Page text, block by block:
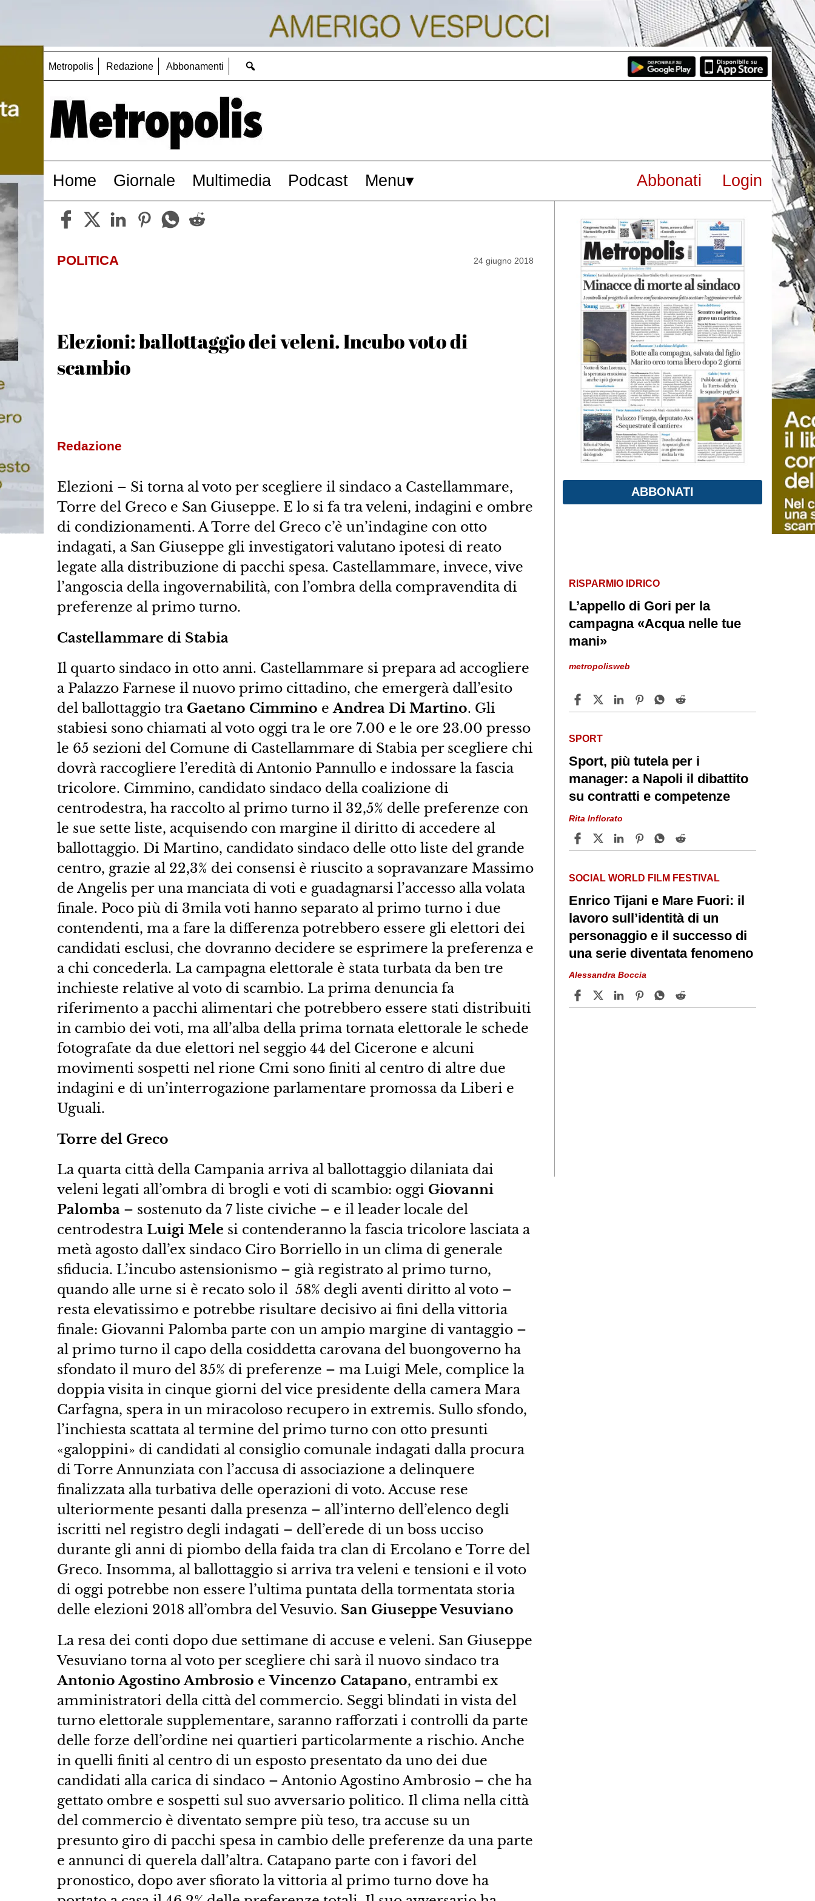
Metropolis Redazione Abbonamenti
Home Giornale Multimedia Podcast Menu Abbonati Login
POLITICA 24 giugno 2018
Elezioni: ballottaggio dei veleni. Incubo voto di
scambio
Redazione
Elezioni – Si torna al voto per scegliere il sindaco a Castellammare,
Torre del Greco e San Giuseppe. E lo si fa tra veleni, indagini e ombre
di condizionamenti. A Torre del Greco c’è un’indagine con otto
indagati, a San Giuseppe gli investigatori valutano ipotesi di reato
legate alla distribuzione di pacchi spesa. Castellammare, invece, vive
l’angoscia della ingovernabilità, con l’ombra della compravendita di
preferenze al primo turno.
Castellammare di Stabia
Il quarto sindaco in otto anni. Castellammare si prepara ad accogliere
a Palazzo Farnese il nuovo primo cittadino, che emergerà dall’esito
del ballottaggio tra Gaetano Cimmino eAndrea Di Martino. Gli
stabiesi sono chiamati al voto oggi tra le ore 7.00 e le ore 23.00 presso
le 65 sezioni del Comune di Castellammare di Stabia per scegliere chi
dovrà raccogliere l’eredità di Antonio Pannullo e indossare la fascia
tricolore. Cimmino, candidato sindaco della coalizione di
centrodestra, ha raccolto al primo turno il 32,5% delle preferenze con
le sue sette liste, acquisendo con margine il diritto di accedere al
ballottaggio. Di Martino, candidato sindaco delle otto liste del grande
centro, grazie al 22,3% dei consensi è riuscito a sopravanzare Massimo
de Angelis per una manciata di voti e guadagnarsi l’accesso alla volata
finale. Poco più di 3mila voti hanno separato al primo turno i due
contendenti, ma a fare la differenza potrebbero essere gli elettori dei
candidati esclusi, che dovranno decidere se esprimere la preferenza e
a chi concederla. La campagna elettorale è stata turbata da ben tre
inchieste relative al voto di scambio. La prima denuncia fa
riferimento a pacchi alimentari che potrebbero essere stati distribuiti
in cambio dei voti, ma all’alba della prima tornata elettorale le schede
fotografate da due elettori nel seggio 44 del Cicerone e alcuni
movimenti sospetti nel rione Cmi sono finiti al centro di altre due
indagini e di un’interrogazione parlamentare promossa da Liberi e
Uguali.
Torre del Greco
La quarta città della Campania arriva al ballottaggio dilaniata dai
veleni legati all’ombra di brogli e voti di scambio: oggi Giovanni
Palomba – sostenuto da 7 liste civiche – e il leader locale del
centrodestra Luigi Mele si contenderanno la fascia tricolore lasciata a
metà agosto dall’ex sindaco Ciro Borriello in un clima di generale
sfiducia. L’incubo astensionismo – già registrato al primo turno,
quando alle urne si è recato solo il 58% degli aventi diritto al voto –
resta elevatissimo e potrebbe risultare decisivo ai fini della vittoria
finale: Giovanni Palomba parte con un ampio margine di vantaggio –
al primo turno il capo della cosiddetta carovana del buongoverno ha
sfondato il muro del 35% di preferenze – ma Luigi Mele, complice la
doppia visita in cinque giorni del vice presidente della camera Mara
Carfagna, spera in un miracoloso recupero in extremis. Sullo sfondo,
l’inchiesta scattata al termine del primo turno con otto presunti
«galoppini» di candidati al consiglio comunale indagati dalla procura
di Torre Annunziata con l’accusa di associazione a delinquere
finalizzata alla turbativa delle operazioni di voto. Accuse rese
ulteriormente pesanti dalla presenza – all’interno dell’elenco degli
iscritti nel registro degli indagati – dell’erede di un boss ucciso
durante gli anni di piombo della faida tra clan di Ercolano e Torre del
Greco. Insomma, al ballottaggio si arriva tra veleni e tensioni e il voto
di oggi potrebbe non essere l’ultima puntata della tormentata storia
delle elezioni 2018 all’ombra del Vesuvio. San Giuseppe Vesuviano
La resa dei conti dopo due settimane di accuse e veleni. San Giuseppe
Vesuviano torna al voto per scegliere chi sarà il nuovo sindaco tra
Antonio Agostino Ambrosio eVincenzo Catapano, entrambi ex
amministratori della città del commercio. Seggi blindati in vista del
turno elettorale supplementare, saranno rafforzati i controlli da parte
delle forze dell’ordine nei quartieri particolarmente a rischio. Anche
in quelli finiti al centro di un esposto presentato da uno dei due
candidati alla carica di sindaco – Antonio Agostino Ambrosio – che ha
gettato ombre e sospetti sul suo avversario politico. Il clima nella città
del commercio è diventato sempre più teso, tra accuse su un
presunto giro di pacchi spesa in cambio delle preferenze da una parte
e annunci di querela dall’altra. Catapano parte con i favori del
pronostico, dopo aver sfiorato la vittoria al primo turno dove ha
ABBONATI
RISPARMIO IDRICO
L’appello di Gori per la
campagna «Acqua nelle tue
mani»
metropolisweb
SPORT
Sport, più tutela per i
manager: a Napoli il dibattito
su contratti e competenze
Rita Inflorato
SOCIAL WORLD FILM FESTIVAL
Enrico Tijani e Mare Fuori: il
lavoro sull’identità di un
personaggio e il successo di
una serie diventata fenomeno
Alessandra Boccia